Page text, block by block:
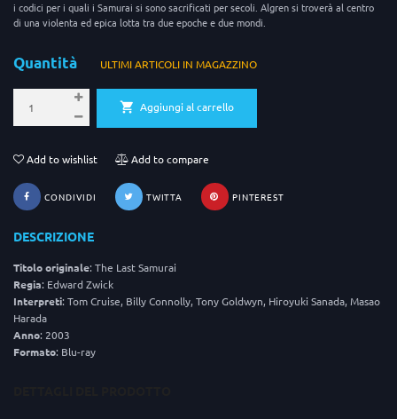
i codici per i quali i Samurai si sono sacrificati per secoli. Algren si troverà al centro
di una violenta ed epica lotta tra due epoche e due mondi.
Quantità ULTIMI ARTICOLI IN MAGAZZINO
Aggiungi al carrello
Add to wishlist Add to compare
CONDIVIDI TWITTA PINTEREST
DESCRIZIONE
Titolo originale: The Last Samurai
Regia: Edward Zwick
Interpreti: Tom Cruise, Billy Connolly, Tony Goldwyn, Hiroyuki Sanada, Masao
Harada
Anno: 2003
Formato: Blu-ray